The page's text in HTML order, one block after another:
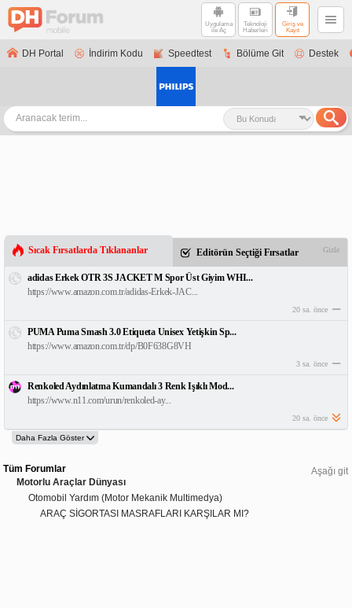
Uygulama
ile Aç
Teknoloji
Haberleri
Giriş ve
Kayıt
DH Portal İndirim Kodu Speedtest Bölüme Git Destek
Sıcak Fırsatlarda Tıklananlar Editörün Seçtiği Fırsatlar Gizle
adidas Erkek OTR 3S JACKET M Spor Üst Giyim WHI...
https://www.amazon.com.tr/adidas-Erkek-JAC...
20 sa. önce
PUMA Puma Smash 3.0 Etiqueta Unisex Yetişkin Sp...
https://www.amazon.com.tr/dp/B0F638G8VH
3 sa. önce
Renkoled Aydınlatma Kumandalı 3 Renk Işıklı Mod...
https://www.n11.com/urun/renkoled-ay...
20 sa. önce
Aşağı git
Tüm Forumlar
Motorlu Araçlar Dünyası
Otomobil Yardım (Motor Mekanik Multimedya)
ARAÇ SİGORTASI MASRAFLARI KARŞILAR MI?